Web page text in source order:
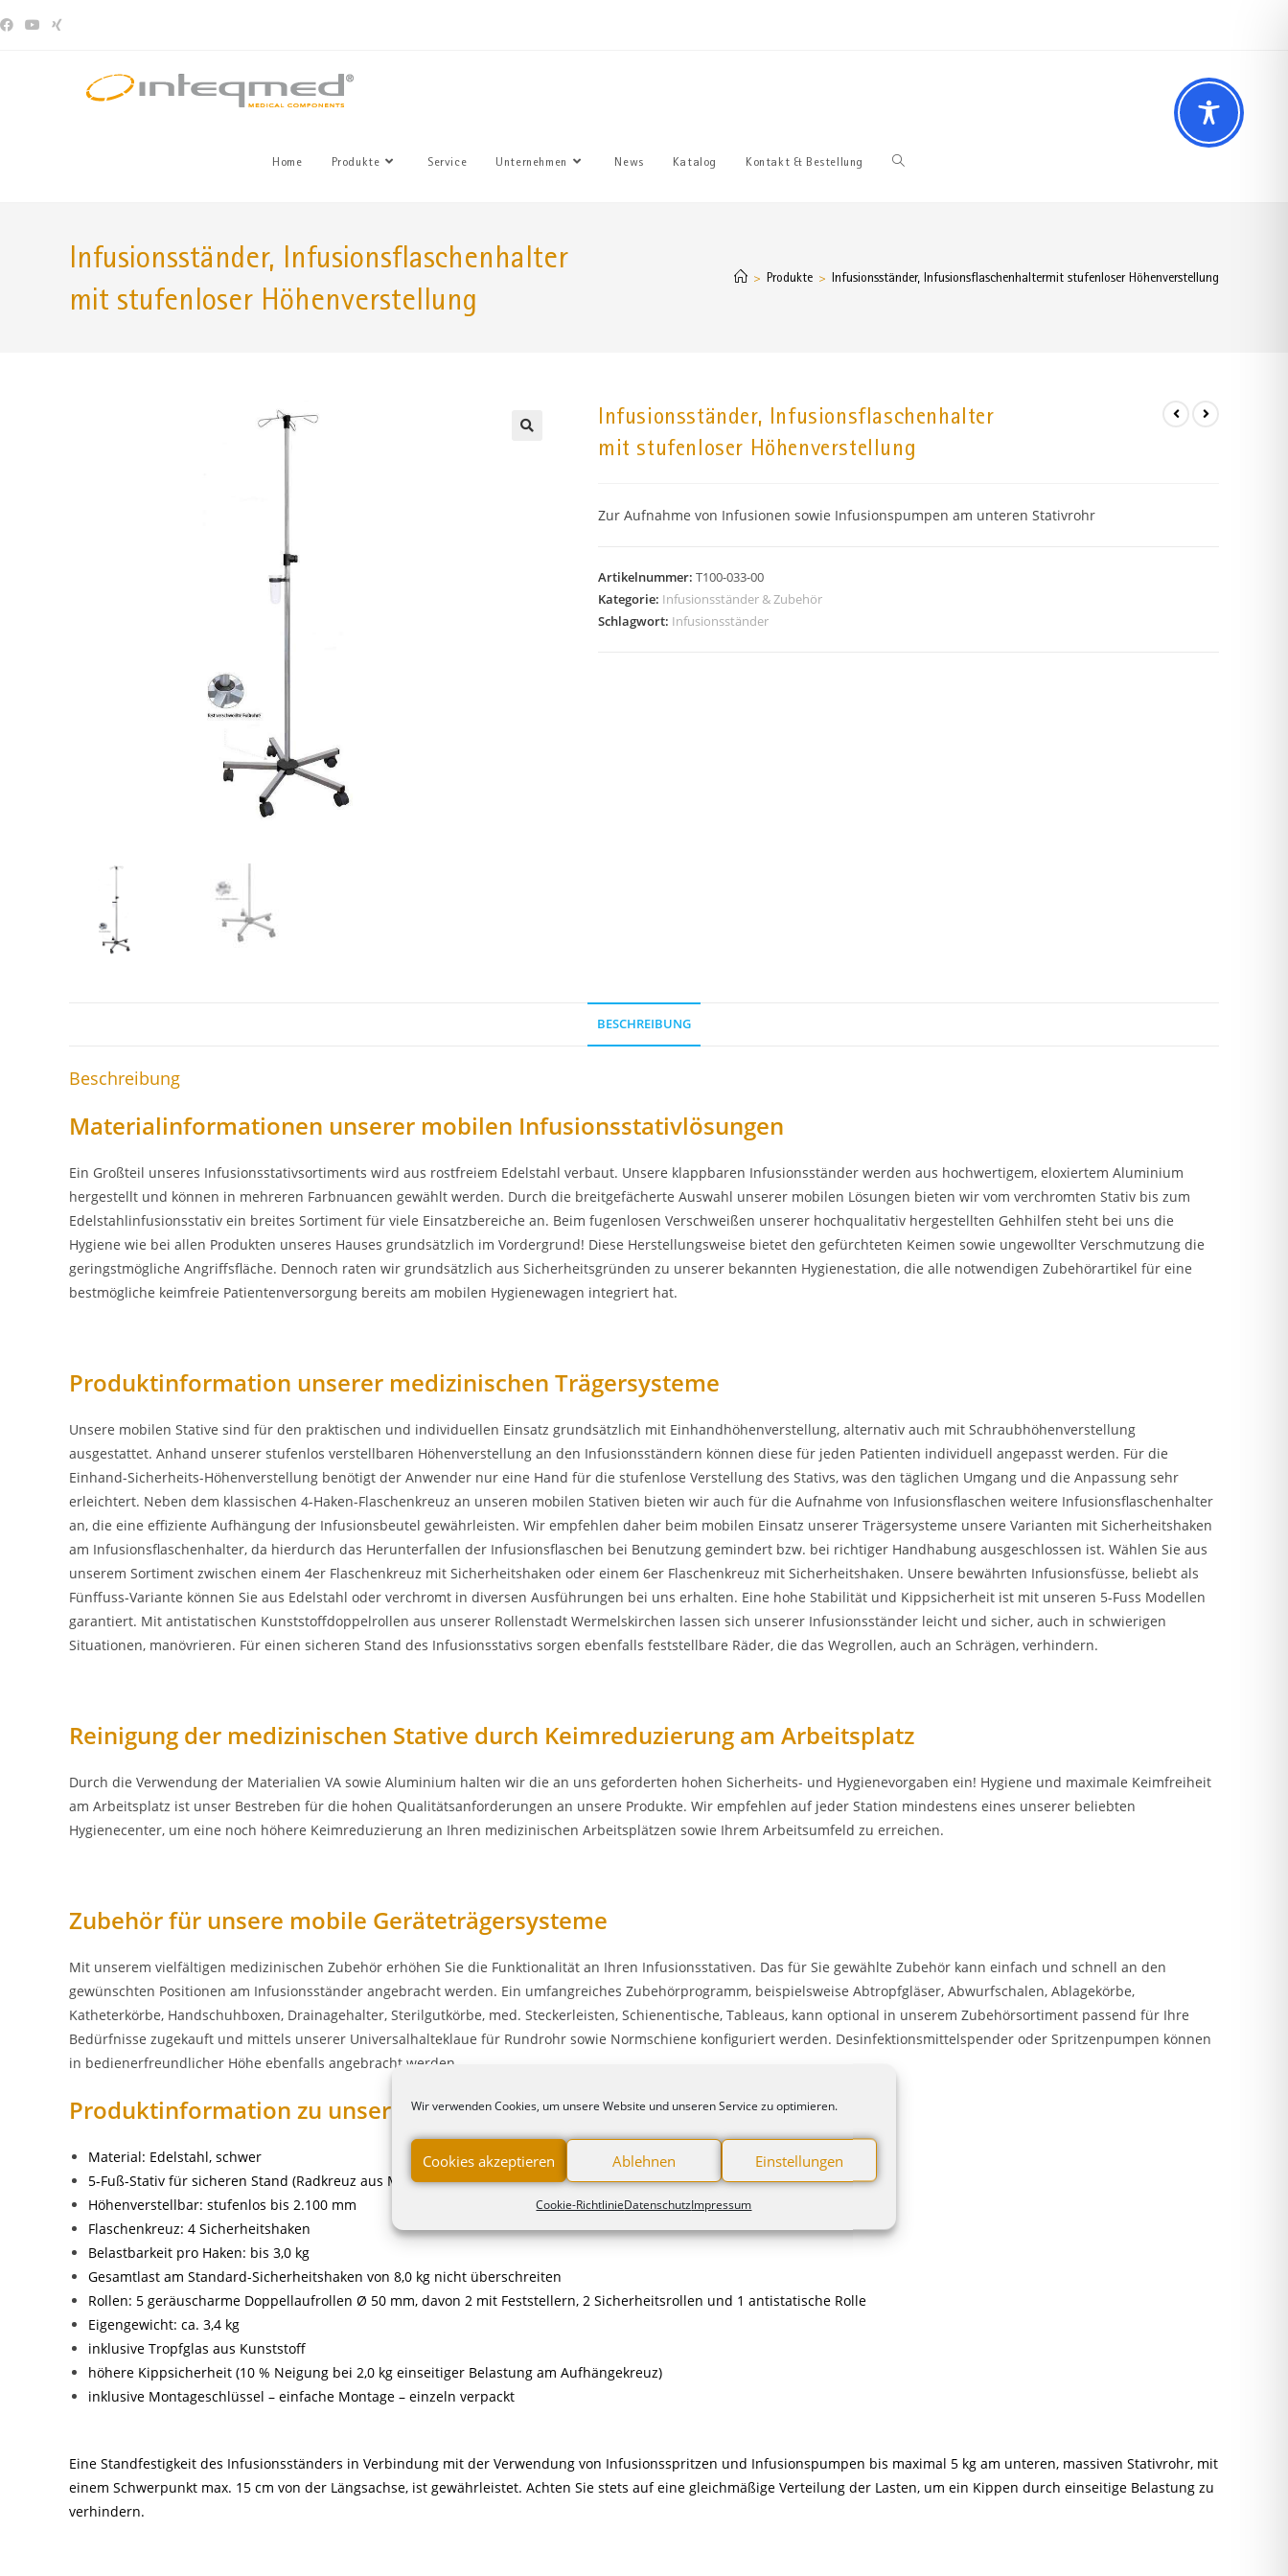
Wir verwenden Cookies, um unsere Website und unseren Service zu optimieren.
Cookies akzeptieren Ablehnen Einstellungen
Cookie-RichtlinieDatenschutzImpressum
Home Produkte Service Unternehmen News Katalog Kontakt & Bestellung
Infusionsständer, Infusionsflaschenhalter
mit stufenloser Höhenverstellung
> Produkte > Infusionsständer, Infusionsflaschenhaltermit stufenloser Höhenverstellung
Infusionsständer, Infusionsflaschenhalter
mit stufenloser Höhenverstellung
Zur Aufnahme von Infusionen sowie Infusionspumpen am unteren Stativrohr
Artikelnummer: T100-033-00
Kategorie: Infusionsständer & Zubehör
Schlagwort: Infusionsständer
BESCHREIBUNG
Beschreibung
Materialinformationen unserer mobilen Infusionsstativlösungen
Ein Großteil unseres Infusionsstativsortiments wird aus rostfreiem Edelstahl verbaut. Unsere klappbaren Infusionsständer werden aus hochwertigem, eloxiertem Aluminium
hergestellt und können in mehreren Farbnuancen gewählt werden. Durch die breitgefächerte Auswahl unserer mobilen Lösungen bieten wir vom verchromten Stativ bis zum
Edelstahlinfusionsstativ ein breites Sortiment für viele Einsatzbereiche an. Beim fugenlosen Verschweißen unserer hochqualitativ hergestellten Gehhilfen steht bei uns die
Hygiene wie bei allen Produkten unseres Hauses grundsätzlich im Vordergrund! Diese Herstellungsweise bietet den gefürchteten Keimen sowie ungewollter Verschmutzung die
geringstmögliche Angriffsfläche. Dennoch raten wir grundsätzlich aus Sicherheitsgründen zu unserer bekannten Hygienestation, die alle notwendigen Zubehörartikel für eine
bestmögliche keimfreie Patientenversorgung bereits am mobilen Hygienewagen integriert hat.
Produktinformation unserer medizinischen Trägersysteme
Unsere mobilen Stative sind für den praktischen und individuellen Einsatz grundsätzlich mit Einhandhöhenverstellung, alternativ auch mit Schraubhöhenverstellung
ausgestattet. Anhand unserer stufenlos verstellbaren Höhenverstellung an den Infusionsständern können diese für jeden Patienten individuell angepasst werden. Für die
Einhand-Sicherheits-Höhenverstellung benötigt der Anwender nur eine Hand für die stufenlose Verstellung des Stativs, was den täglichen Umgang und die Anpassung sehr
erleichtert. Neben dem klassischen 4-Haken-Flaschenkreuz an unseren mobilen Stativen bieten wir auch für die Aufnahme von Infusionsflaschen weitere Infusionsflaschenhalter
an, die eine effiziente Aufhängung der Infusionsbeutel gewährleisten. Wir empfehlen daher beim mobilen Einsatz unserer Trägersysteme unsere Varianten mit Sicherheitshaken
am Infusionsflaschenhalter, da hierdurch das Herunterfallen der Infusionsflaschen bei Benutzung gemindert bzw. bei richtiger Handhabung ausgeschlossen ist. Wählen Sie aus
unserem Sortiment zwischen einem 4er Flaschenkreuz mit Sicherheitshaken oder einem 6er Flaschenkreuz mit Sicherheitshaken. Unsere bewährten Infusionsfüsse, beliebt als
Fünffuss-Variante können Sie aus Edelstahl oder verchromt in diversen Ausführungen bei uns erhalten. Eine hohe Stabilität und Kippsicherheit ist mit unseren 5-Fuss Modellen
garantiert. Mit antistatischen Kunststoffdoppelrollen aus unserer Rollenstadt Wermelskirchen lassen sich unserer Infusionsständer leicht und sicher, auch in schwierigen
Situationen, manövrieren. Für einen sicheren Stand des Infusionsstativs sorgen ebenfalls feststellbare Räder, die das Wegrollen, auch an Schrägen, verhindern.
Reinigung der medizinischen Stative durch Keimreduzierung am Arbeitsplatz
Durch die Verwendung der Materialien VA sowie Aluminium halten wir die an uns geforderten hohen Sicherheits- und Hygienevorgaben ein! Hygiene und maximale Keimfreiheit
am Arbeitsplatz ist unser Bestreben für die hohen Qualitätsanforderungen an unsere Produkte. Wir empfehlen auf jeder Station mindestens eines unserer beliebten
Hygienecenter, um eine noch höhere Keimreduzierung an Ihren medizinischen Arbeitsplätzen sowie Ihrem Arbeitsumfeld zu erreichen.
Zubehör für unsere mobile Geräteträgersysteme
Mit unserem vielfältigen medizinischen Zubehör erhöhen Sie die Funktionalität an Ihren Infusionsstativen. Das für Sie gewählte Zubehör kann einfach und schnell an den
gewünschten Positionen am Infusionsständer angebracht werden. Ein umfangreiches Zubehörprogramm, beispielsweise Abtropfgläser, Abwurfschalen, Ablagekörbe,
Katheterkörbe, Handschuhboxen, Drainagehalter, Sterilgutkörbe, med. Steckerleisten, Schienentische, Tableaus, kann optional in unserem Zubehörsortiment passend für Ihre
Bedürfnisse zugekauft und mittels unserer Universalhalteklaue für Rundrohr sowie Normschiene konfiguriert werden. Desinfektionsmittelspender oder Spritzenpumpen können
in bedienerfreundlicher Höhe ebenfalls angebracht werden.
Produktinformation zu unserem Infusionsständer
Material: Edelstahl, schwer
5-Fuß-Stativ für sicheren Stand (Radkreuz aus Metall, d.h. mit fest verschweißten Fußrohren, dadurch leichtere Reinigung)
Höhenverstellbar: stufenlos bis 2.100 mm
Flaschenkreuz: 4 Sicherheitshaken
Belastbarkeit pro Haken: bis 3,0 kg
Gesamtlast am Standard-Sicherheitshaken von 8,0 kg nicht überschreiten
Rollen: 5 geräuscharme Doppellaufrollen Ø 50 mm, davon 2 mit Feststellern, 2 Sicherheitsrollen und 1 antistatische Rolle
Eigengewicht: ca. 3,4 kg
inklusive Tropfglas aus Kunststoff
höhere Kippsicherheit (10 % Neigung bei 2,0 kg einseitiger Belastung am Aufhängekreuz)
inklusive Montageschlüssel – einfache Montage – einzeln verpackt
Eine Standfestigkeit des Infusionsständers in Verbindung mit der Verwendung von Infusionsspritzen und Infusionspumpen bis maximal 5 kg am unteren, massiven Stativrohr, mit
einem Schwerpunkt max. 15 cm von der Längsachse, ist gewährleistet. Achten Sie stets auf eine gleichmäßige Verteilung der Lasten, um ein Kippen durch einseitige Belastung zu
verhindern.